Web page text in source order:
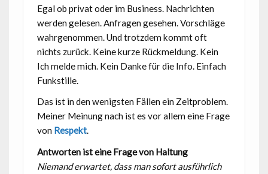
Egal ob privat oder im Business. Nachrichten
werden gelesen. Anfragen gesehen. Vorschläge
wahrgenommen. Und trotzdem kommt oft
nichts zurück. Keine kurze Rückmeldung. Kein
Ich melde mich. Kein Danke für die Info. Einfach
Funkstille.
Das ist in den wenigsten Fällen ein Zeitproblem.
Meiner Meinung nach ist es vor allem eine Frage
von Respekt.
Antworten ist eine Frage von Haltung
Niemand erwartet, dass man sofort ausführlich